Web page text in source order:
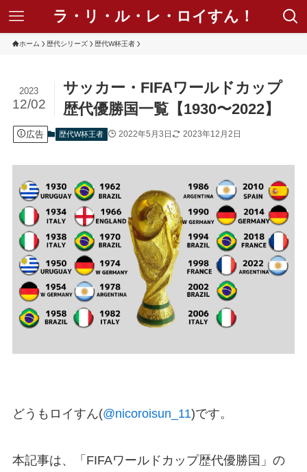
ラ・リ・ル・レ・ロイすん！
ホーム 歴代シリーズ 歴代W杯王者
サッカー・FIFAワールドカップ
歴代優勝国一覧【1930〜2022】
2023
12/02
広告 歴代W杯王者 2022年5月3日 2023年12月2日
どうもロイすん(@nicoroisun_11)です。
本記事は、 「FIFAワールドカップ歴代優勝国」 の